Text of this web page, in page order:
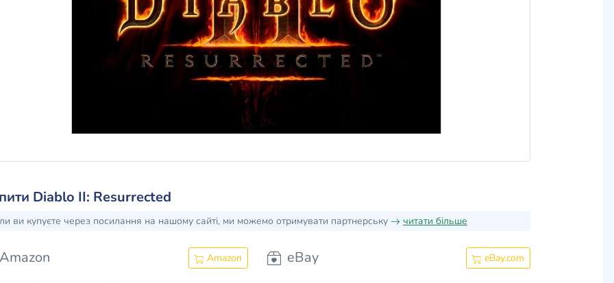
Diablo II: Resurrected
ви купуєте через посилання на нашому сайті, ми можемо отримувати партнерську читати більше
Amazon eBay eBay.com